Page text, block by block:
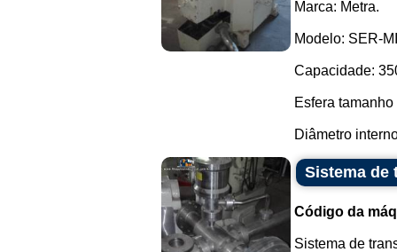
Marca: Metra.
Modelo: SER-
Capacidade:
Esfera
Diâmetro
Sistema de
Código da
Sistema de